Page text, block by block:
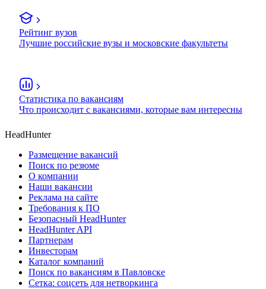
Рейтинг вузов
Лучшие российские вузы и московские факультеты
Статистика по вакансиям
Что происходит с вакансиями, которые вам интересны
HeadHunter
Размещение вакансий
Поиск по резюме
О компании
Наши вакансии
Реклама на сайте
Требования к ПО
Безопасный HeadHunter
HeadHunter API
Партнерам
Инвесторам
Каталог компаний
Поиск по вакансиям в Павловске
Сетка: соцсеть для нетворкинга